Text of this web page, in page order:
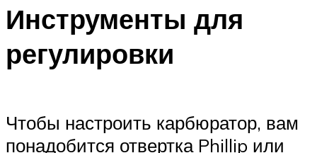
Инструменты для
регулировки
Чтобы настроить карбюратор, вам
понадобится отвертка Phillip или